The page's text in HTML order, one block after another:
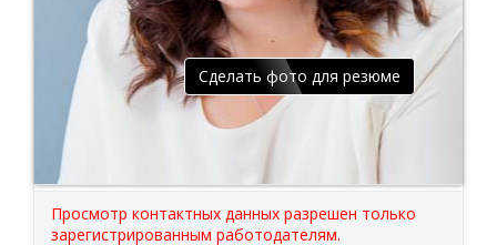
Сделать фото для резюме
Просмотр контактных данных разрешен только
зарегистрированным работодателям.